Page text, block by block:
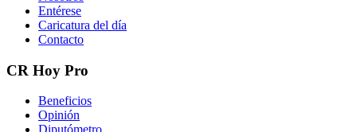
Entérese
Caricatura del día
Contacto
CR Hoy Pro
Beneficios
Opinión